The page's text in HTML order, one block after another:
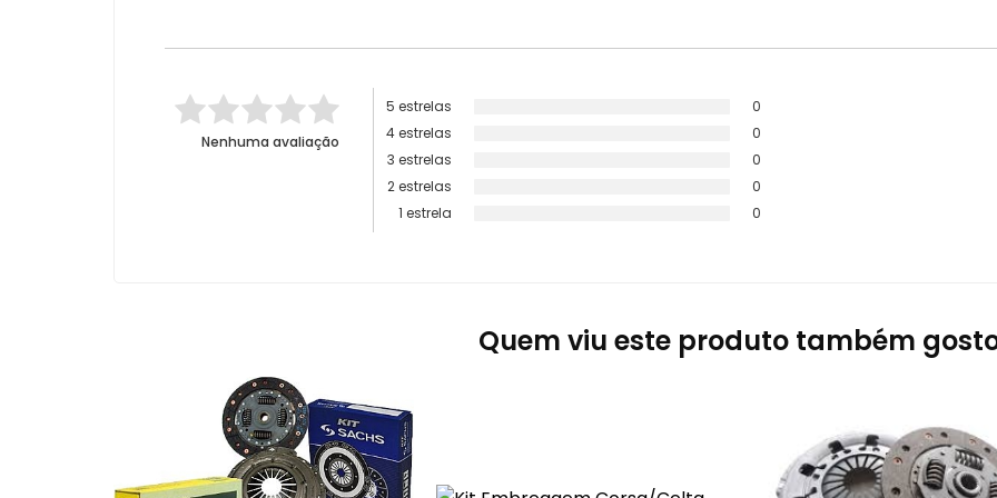
Nenhuma avaliação
5 estrelas
0
4 estrelas
0
3 estrelas
0
2 estrelas
0
1 estrela
0
Quem viu este produto também